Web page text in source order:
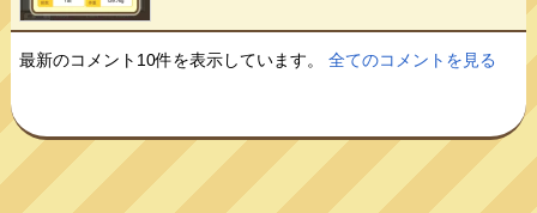
最新のコメント10件を表示しています。全てのコメントを見る